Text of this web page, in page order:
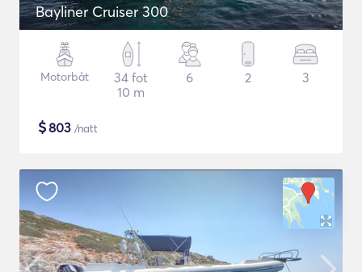
Bayliner Cruiser 300
Motorbåt
34 fot
10 m
6 2 3
$803 /natt